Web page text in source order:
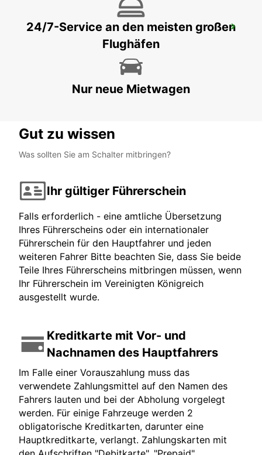
FLUGHAFEN ARUSHA
ARUSHA - TANZANIA
24/7-Service an den meisten großen
Flughäfen
Nur neue Mietwagen
Gut zu wissen
Was sollten Sie am Schalter mitbringen?
Ihr gültiger Führerschein
Falls erforderlich - eine amtliche Übersetzung
Ihres Führerscheins oder ein internationaler
Führerschein für den Hauptfahrer und jeden
weiteren Fahrer Bitte beachten Sie, dass Sie beide
Teile Ihres Führerscheins mitbringen müssen, wenn
Ihr Führerschein im Vereinigten Königreich
ausgestellt wurde.
Kreditkarte mit Vor- und
Nachnamen des Hauptfahrers
Im Falle einer Vorauszahlung muss das
verwendete Zahlungsmittel auf den Namen des
Fahrers lauten und bei der Abholung vorgelegt
werden. Für einige Fahrzeuge werden 2
obligatorische Kreditkarten, darunter eine
Hauptkreditkarte, verlangt. Zahlungskarten mit